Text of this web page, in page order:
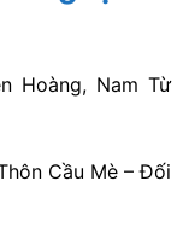
Hoàng, Nam Từ
Cầu Mè – Đối